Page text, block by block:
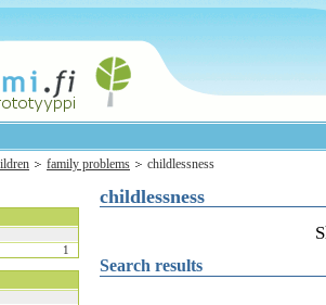
family problems childlessness
1
childlessness
Search results